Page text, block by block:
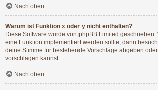
Nach oben
Warum ist Funktion x oder y nicht enthalten?
Diese Software wurde von phpBB Limited geschrieben.
eine Funktion implementiert werden sollte, dann
deine Stimme für bestehende Vorschläge abgeben
vorschlagen kannst.
Nach oben